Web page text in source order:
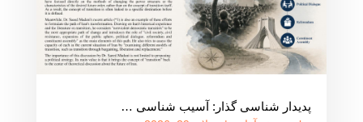
پدیدار شناسی گذار: آسیب شناسی …